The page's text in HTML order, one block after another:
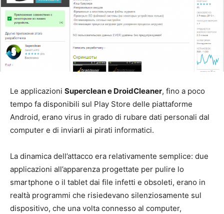
Le applicazioni Superclean e DroidCleaner, fino a poco
tempo fa disponibili sul Play Store delle piattaforme
Android, erano virus in grado di rubare dati personali dal
computer e di inviarli ai pirati informatici.
La dinamica dell’attacco era relativamente semplice: due
applicazioni all’apparenza progettate per pulire lo
smartphone o il tablet dai file infetti e obsoleti, erano in
realtà programmi che risiedevano silenziosamente sul
dispositivo, che una volta connesso al computer,